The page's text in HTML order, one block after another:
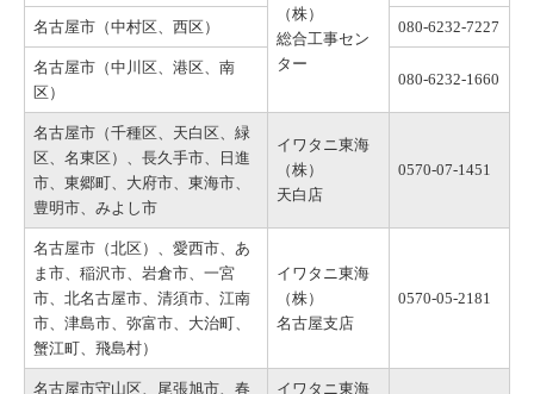
（株）
総合工事セン
ター
名古屋市（中村区、西区） 080-6232-7227
名古屋市（中川区、港区、南
区）
080-6232-1660
名古屋市（千種区、天白区、緑
区、名東区）、長久手市、日進
市、東郷町、大府市、東海市、
豊明市、みよし市
イワタニ東海
（株）
天白店
0570-07-1451
名古屋市（北区）、愛西市、あ
ま市、稲沢市、岩倉市、一宮
市、北名古屋市、清須市、江南
市、津島市、弥富市、大治町、
蟹江町、飛島村）
イワタニ東海
（株）
名古屋支店
0570-05-2181
名古屋市守山区、尾張旭市、春
イワタニ東海